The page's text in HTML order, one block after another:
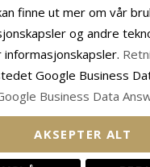
POPULÆRE
KATEGORIEN
SALE 55%
finne ut mer om vår
og andre
informasjonskapsler.
Google Business
Business Data
AKSEPTER ALT